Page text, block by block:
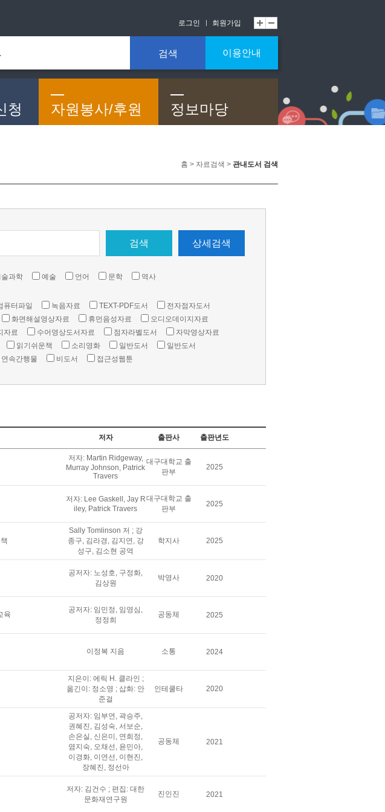
로그인 회원가입
검색 이용안내
청 자원봉사/후원 정보마당
홈 > 자료검색 > 관내도서 검색
검색 상세검색
술과학 예술 언어 문학 역사
퓨터파일 녹음자료 TEXT-PDF도서
전자점자도서
화면해설영상자료 휴먼음성자료
오디오데이지자료
자료 수어영상도서자료 점자라벨도서
자막영상자료
읽기쉬운책 소리영화 일반도서
일반도서
연속간행물 비도서 접근성웹툰
저자 출판사 출판년도
저자: Martin Ridgeway,
Murray Johnson, Patrick
Travers
대구대학교 출
판부
2025
저자: Lee Gaskell, Jay R
iley, Patrick Travers
대구대학교 출
판부
2025
Sally Tomlinson 저 ; 강
종구, 김라경, 김지연, 강
성구, 김소현 공역
학지사 2025
공저자: 노성호, 구정화,
김상원
박영사 2020
육
공저자: 임민정, 임영심,
정정희
공동체 2025
이정복 지음 소통 2024
지은이: 에릭 H. 클라인 ;
옮긴이: 정소영 ; 삽화: 안
준걸
인테쿨타 2020
공저자: 임부연, 곽승주,
권혜진, 김성숙, 서보순,
손은실, 신은미, 연희정,
염지숙, 오채선, 윤민아,
이경화, 이연선, 이현진,
장혜진, 정선아
공동체 2021
저자: 김건수 ; 편집: 대한
문화재연구원
진인진 2021